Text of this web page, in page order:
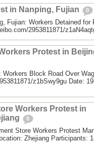
in Nanping, Fujian 0
Fujian: Workers Detained for
2953811871/
Protest in
Workers Block Road Over
z1bSwy9gu Date:
Workers Protest in
0
Store Workers Protest
Zhejiang Participants: